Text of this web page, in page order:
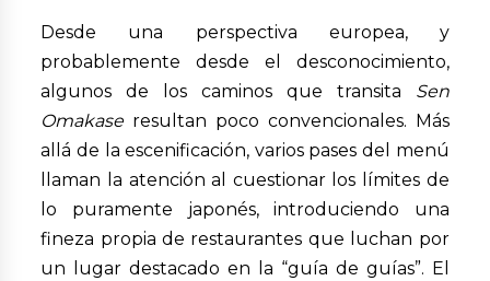
Desde una perspectiva europea, y
probablemente desde el desconocimiento,
algunos de los caminos que transita Sen
Omakaseresultan poco convencionales. Más
allá de la escenificación, varios pases del menú
llaman la atención al cuestionar los límites de
lo puramente japonés, introduciendo una
fineza propia de restaurantes que luchan por
un lugar destacado en la “guía de guías”. El